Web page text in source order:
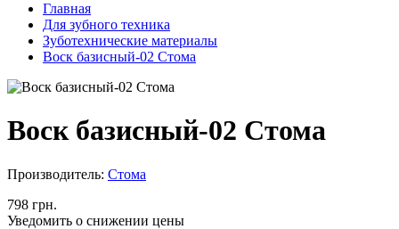
Главная
Для зубного техника
Зуботехнические материалы
Воск базисный-02 Стома
Воск базисный-02 Стома
Производитель: Стома
798 грн.
Уведомить о снижении цены